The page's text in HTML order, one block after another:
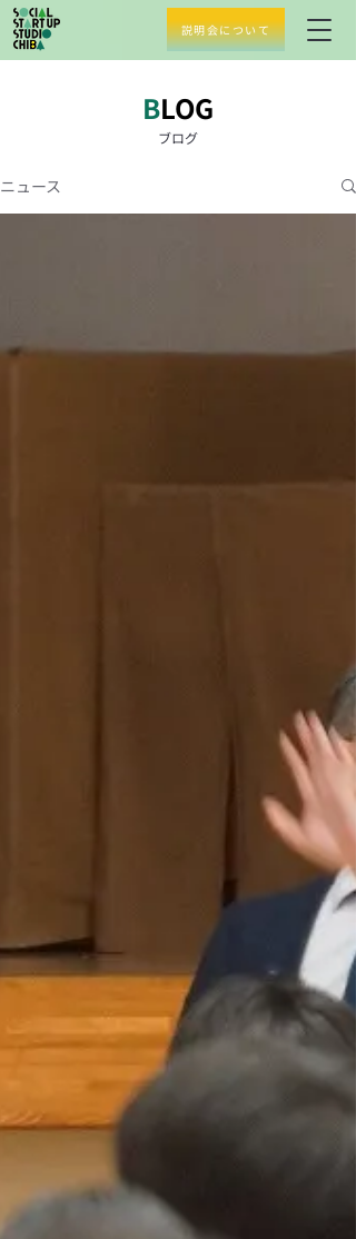
説明会について
​BLOG
​ブログ
ニュース